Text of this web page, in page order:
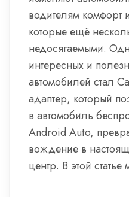
водителям комфорт
которые ещё
недосягаемыми.
интересных и
автомобилей стал
адаптер, который
в автомобиль
Android Auto,
вождение в
центр. В этой